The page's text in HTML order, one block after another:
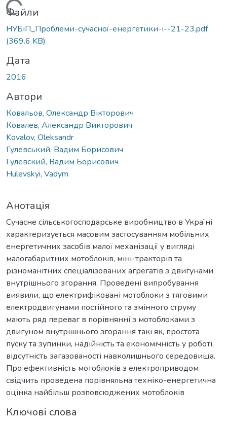
Вантажиться...
Файли
НУБіП_Проблеми-сучасної-енергетики-і--21-23.pdf
(369.6 KB)
Дата
2016
Автори
Ковальов, Олександр Вікторович
Ковалев, Александр Викторович
Kovalov, Oleksandr
Гулевський, Вадим Борисович
Гулевский, Вадим Борисович
Hulevskyi, Vadym
Анотація
Сучасне сільськогосподарське виробництво в Україні
характеризується масовим застосуванням мобільних
енергетичних засобів малої механізації у вигляді
малогабаритних мотоблоків, міні-тракторів та
різноманітних спеціалізованих агрегатів з двигунами
внутрішнього згорання. Проведені випробування
виявили, що електрифіковані мотоблоки з тяговими
електродвигунами постійного та змінного струму
мають ряд переваг в порівнянні з мотоблоками з
двигуном внутрішнього згорання такі як, простота
пуску та зупинки, надійність та економічність у роботі,
відсутність загазованості навколишнього середовища.
Про ефективність мотоблоків з електроприводом
свідчить проведена порівняльна техніко-енергетична
оцінка найбільш розповсюджених мотоблоків
Ключові слова